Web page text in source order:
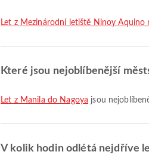
let z Mezinárodní letiště Ninoy Aquino
Které jsou nejoblíbenější
let z Manila do Nagoya jsou
V kolik hodin odlétá nejdříve